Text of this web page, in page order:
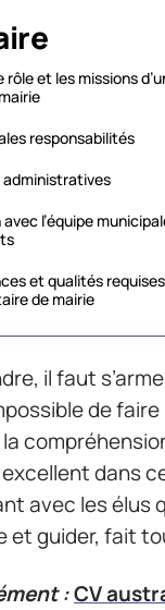
et les missions
responsabilités
administratives
l’équipe
et qualités
de mairie
il faut
de
excellent dans
avec les élus
et guider, fait
:CV